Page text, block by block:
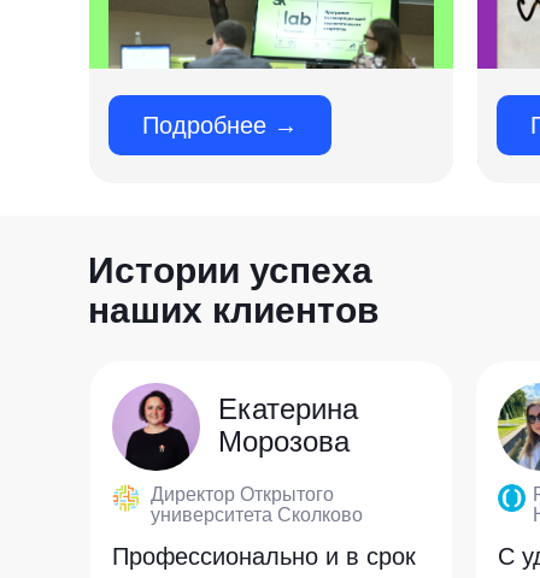
Подробнее →
в продакт-менеджмент»
для клиентов ПСБ
в
девелоперский
челлендж для
крупнейшего
застройщика столицы
бот по тайм-
менеджменту для
внутреннего
университета КРОК
Истории успеха
наших клиентов
Профессионально и в срок
Екатерина
Морозова
Директор Открытого
университета Сколково
С